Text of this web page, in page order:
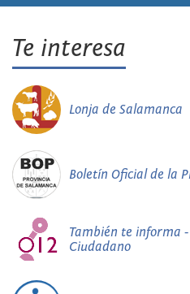
Te interesa
Lonja de Salamanca
Boletín Oficial de la
También te informa -
Ciudadano